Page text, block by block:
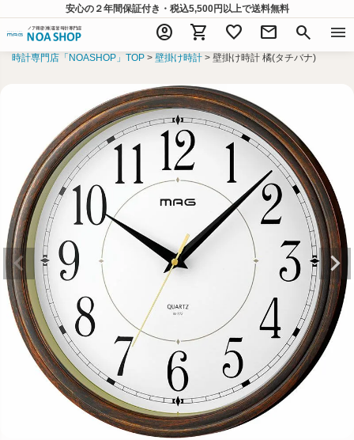
安心の２年間保証付き・税込5,500円以上で送料無料
account_circle shopping_cart favorite mail search menu
時計専門店「NOASHOP」TOP 壁掛け時計 壁掛け時計 橘(タチバナ)